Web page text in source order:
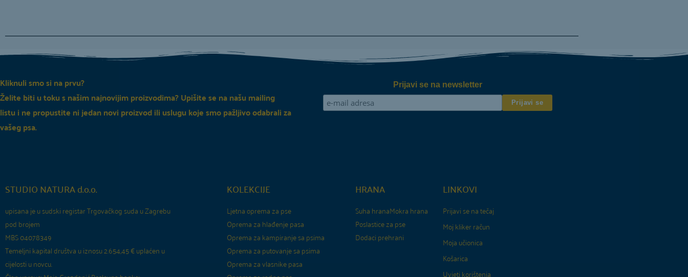
Kliknuli smo si na prvu?
Želite biti u toku s našim najnovijim proizvodima? Upišite se na našu mailing
listu i ne propustite ni jedan novi proizvod ili uslugu koje smo pažljivo odabrali za
vašeg psa.
Prijavi se na newsletter
STUDIO NATURA d.o.o.
upisana je u sudski registar Trgovačkog suda u Zagrebu
pod brojem
MBS 04078349
Temeljni kapital društva u iznosu 2.654,45 € uplaćen u
cijelosti u novcu.
KOLEKCIJE
Ljetna oprema za pse
Oprema za hlađenje pasa
Oprema za kampiranje sa psima
Oprema za putovanje sa psima
Oprema za vlasnike pasa
HRANA
Suha hranaMokra hrana
Poslastice za pse
Dodaci prehrani
LINKOVI
Prijavi se na tečaj
Moj kliker račun
Moja učionica
Košarica
Uvjeti korištenja